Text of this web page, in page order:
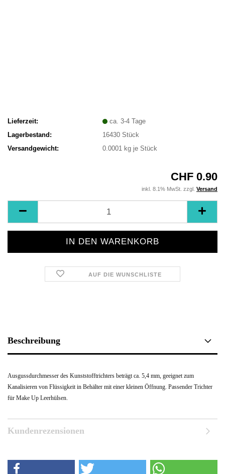
Lieferzeit:
ca. 3-4 Tage
Lagerbestand:
16430Stück
Versandgewicht:
0.0001 kg je Stück
CHF 0.90
inkl. 8.1% MwSt. zzgl. Versand
AUF DIE WUNSCHLISTE
Beschreibung
Ausgussdurchmesser des Kunststofftrichters beträgt ca. 5,4 mm, geeignet zum
Kanalisieren von Flüssigkeit in Behälter mit einer kleinen Öffnung. Passender Trichter
für Make Up Leerhülsen.
Kundenrezensionen